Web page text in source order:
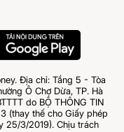
Địa chỉ: Tầng 5 - Tòa
Ô Chợ Dừa, TP. Hà
do BỘ THÔNG TIN
(thay thế cho Giấy phép
25/3/2019). Chịu trách